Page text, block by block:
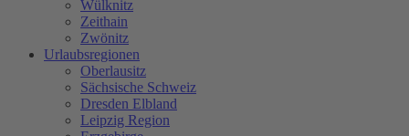
Wülknitz
Zeithain
Zwönitz
Urlaubsregionen
Oberlausitz
Sächsische Schweiz
Dresden Elbland
Leipzig Region